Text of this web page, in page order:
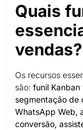
Quais
vendas?
Os recursos
são: funil
segmentação de
WhatsApp Web,
conversão,